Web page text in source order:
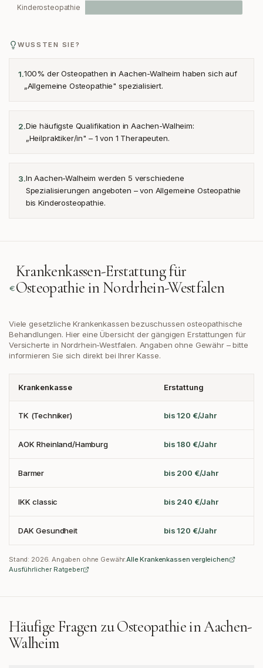
Kinderosteopathie
WUSSTEN SIE?
1.100% der Osteopathen in Aachen-Walheim haben sich auf
„Allgemeine Osteopathie" spezialisiert.
2.Die häufigste Qualifikation in Aachen-Walheim:
„Heilpraktiker/in" – 1 von 1 Therapeuten.
3.In Aachen-Walheim werden 5 verschiedene
Spezialisierungen angeboten – von Allgemeine Osteopathie
bis Kinderosteopathie.
Krankenkassen-Erstattung für
Osteopathie inNordrhein-Westfalen
Viele gesetzliche Krankenkassen bezuschussen osteopathische
Behandlungen. Hier eine Übersicht der gängigen Erstattungen für
Versicherte in Nordrhein-Westfalen. Angaben ohne Gewähr – bitte
informieren Sie sich direkt bei Ihrer Kasse.
Krankenkasse Erstattung
TK (Techniker) bis 120 €/Jahr
AOK Rheinland/Hamburg bis 180 €/Jahr
Barmer bis 200 €/Jahr
IKK classic bis 240 €/Jahr
DAK Gesundheit bis 120 €/Jahr
Stand: 2026. Angaben ohne Gewähr.Alle Krankenkassen vergleichen
Ausführlicher Ratgeber
Häufige Fragen zu Osteopathie inAachen-
Walheim